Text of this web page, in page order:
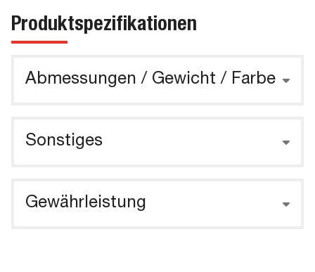
Produktspezifikationen
Abmessungen / Gewicht / Farbe
Sonstiges
Gewährleistung